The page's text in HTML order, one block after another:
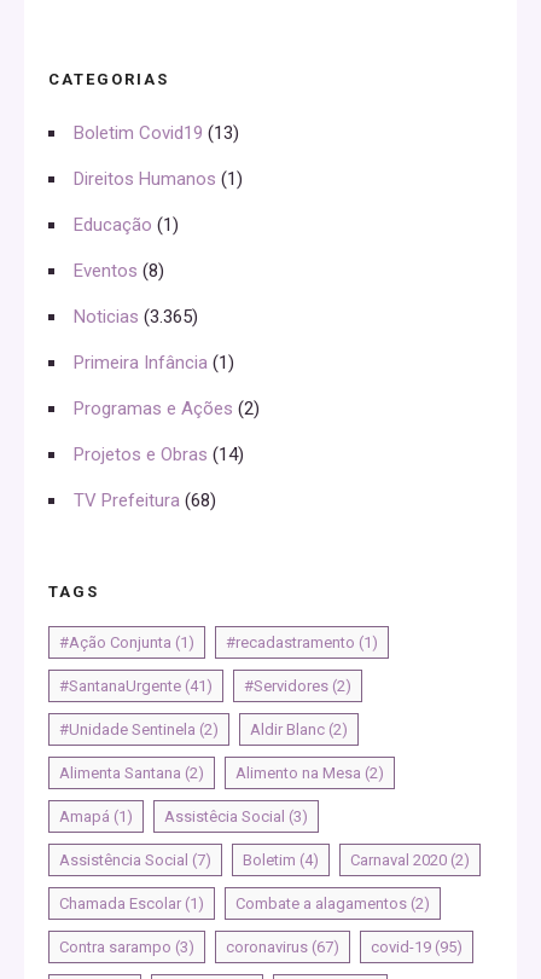
CATEGORIAS
Boletim Covid19 (13)
Direitos Humanos (1)
Educação (1)
Eventos (8)
Noticias (3.365)
Primeira Infância (1)
Programas e Ações (2)
Projetos e Obras (14)
TV Prefeitura (68)
TAGS
#Ação Conjunta (1) #recadastramento (1)
#SantanaUrgente (41) #Servidores (2)
#Unidade Sentinela (2) Aldir Blanc (2)
Alimenta Santana (2) Alimento na Mesa (2)
Amapá (1) Assistêcia Social (3)
Assistência Social (7) Boletim (4) Carnaval 2020 (2)
Chamada Escolar (1) Combate a alagamentos (2)
Contra sarampo (3) coronavirus (67) covid-19 (95)